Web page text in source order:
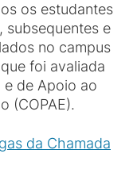
os estudantes
subsequentes e
no campus
foi avaliada
de Apoio ao
(COPAE).
da Chamada